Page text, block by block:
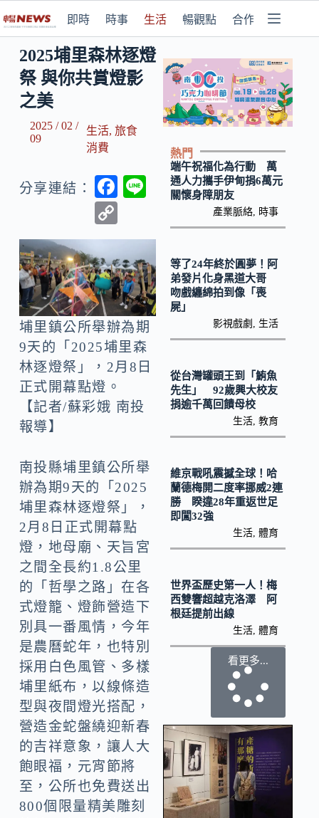
即時 時事 生活 暢觀點 合作媒體
2025埔里森林逐燈
祭 與你共賞燈影
之美
2025 / 02 /
09
生活, 旅食
消費
分享連結：
F
b
o
o
k
o
p
y
Li
n
k
埔里鎮公所舉辦為期
9天的「2025埔里森
林逐燈祭」，2月8日
正式開幕點燈。
【記者/蘇彩娥 南投
報導】
南投縣埔里鎮公所舉
辦為期9天的「2025
埔里森林逐燈祭」，
2月8日正式開幕點
燈，地母廟、天旨宮
之間全長約1.8公里
的「哲學之路」在各
式燈籠、燈飾營造下
別具一番風情，今年
是農曆蛇年，也特別
採用白色風管、多樣
埔里紙布，以線條造
型與夜間燈光搭配，
營造金蛇盤繞迎新春
的吉祥意象，讓人大
飽眼福，元宵節將
至，公所也免費送出
800個限量精美雕刻
熱門
端午祝福化為行動 萬
通人力攜手伊甸捐6萬元
關懷身障朋友
產業脈絡 時事
等了24年終於圓夢！阿
弟發片化身黑道大哥
吻戲纏綿拍到像「喪
屍」
影視戲劇 生活
從台灣罐頭王到「鮪魚
先生」 92歲興大校友
捐逾千萬回饋母校
生活 ,教育
維京戰吼震撼全球！哈
蘭德梅開二度率挪威2連
勝 睽違28年重返世足
即闖32強
生活 ,體育
世界盃歷史第一人！梅
西雙響超越克洛澤 阿
根廷提前出線
生活 ,體育
看更多...